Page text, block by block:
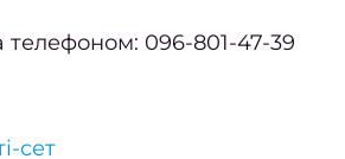
телефоном: 096-801-47-39
сет